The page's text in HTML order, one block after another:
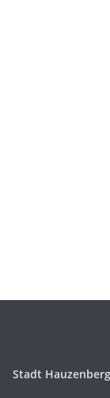
Stadt Hauzenberg